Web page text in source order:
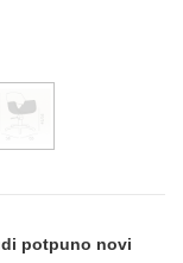
potpuno novi